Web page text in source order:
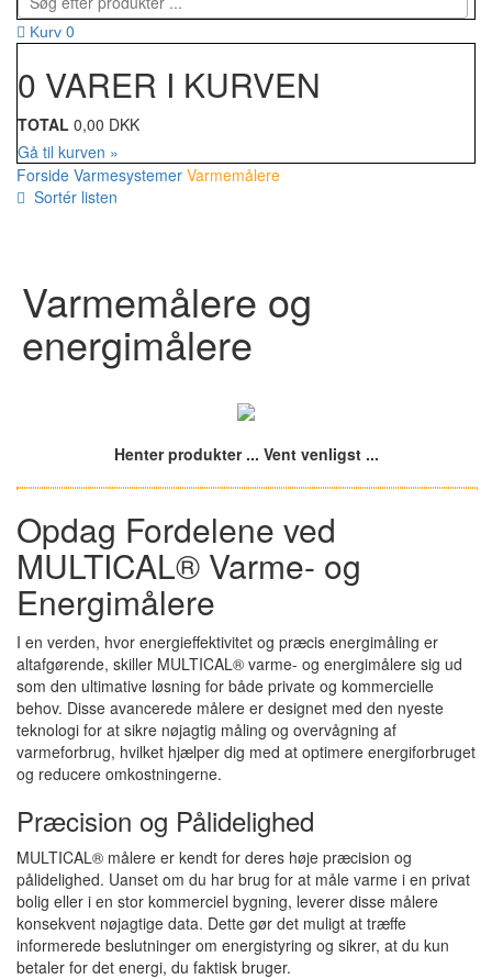
Kurv 0
0 VARER I KURVEN
TOTAL 0,00 DKK
Gå til kurven »
Forside Varmesystemer Varmemålere
Sortér listen
Varmemålere og
energimålere
Henter produkter ... Vent venligst ...
Opdag Fordelene ved
MULTICAL® Varme- og
Energimålere
I en verden, hvor energieffektivitet og præcis energimåling er
altafgørende, skiller MULTICAL® varme- og energimålere sig ud
som den ultimative løsning for både private og kommercielle
behov. Disse avancerede målere er designet med den nyeste
teknologi for at sikre nøjagtig måling og overvågning af
varmeforbrug, hvilket hjælper dig med at optimere energiforbruget
og reducere omkostningerne.
Præcision og Pålidelighed
MULTICAL® målere er kendt for deres høje præcision og
pålidelighed. Uanset om du har brug for at måle varme i en privat
bolig eller i en stor kommerciel bygning, leverer disse målere
konsekvent nøjagtige data. Dette gør det muligt at træffe
informerede beslutninger om energistyring og sikrer, at du kun
betaler for det energi, du faktisk bruger.